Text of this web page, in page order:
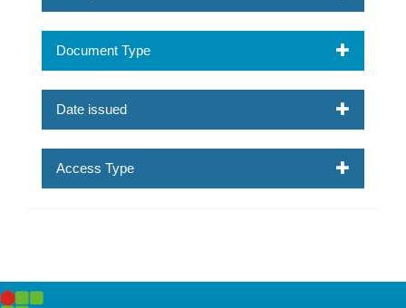
Document Type
Date issued
Access Type